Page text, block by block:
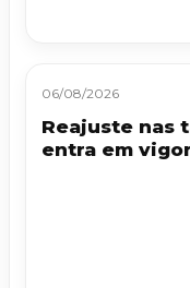
06/08/2026
Reajuste nas
entra em